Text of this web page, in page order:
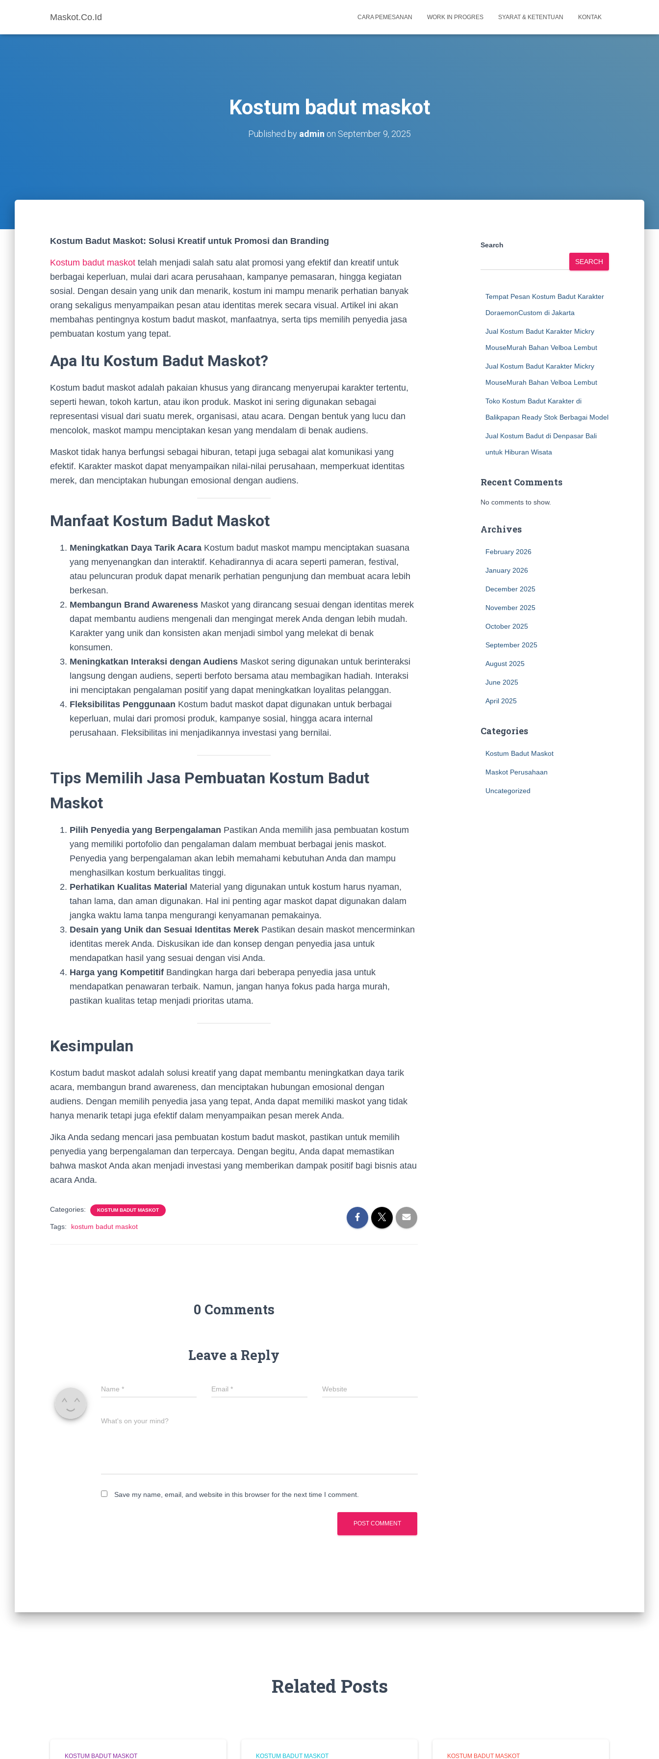
Maskot.Co.Id CARA PEMESANAN WORK IN PROGRES SYARAT & KETENTUAN KONTAK
Kostum badut maskot
Published by admin on September 9, 2025
Kostum Badut Maskot: Solusi Kreatif untuk Promosi dan Branding
Kostum badut maskot telah menjadi salah satu alat promosi yang efektif dan kreatif untuk
berbagai keperluan, mulai dari acara perusahaan, kampanye pemasaran, hingga kegiatan
sosial. Dengan desain yang unik dan menarik, kostum ini mampu menarik perhatian banyak
orang sekaligus menyampaikan pesan atau identitas merek secara visual. Artikel ini akan
membahas pentingnya kostum badut maskot, manfaatnya, serta tips memilih penyedia jasa
pembuatan kostum yang tepat.
Apa Itu Kostum Badut Maskot?
Kostum badut maskot adalah pakaian khusus yang dirancang menyerupai karakter tertentu,
seperti hewan, tokoh kartun, atau ikon produk. Maskot ini sering digunakan sebagai
representasi visual dari suatu merek, organisasi, atau acara. Dengan bentuk yang lucu dan
mencolok, maskot mampu menciptakan kesan yang mendalam di benak audiens.
Maskot tidak hanya berfungsi sebagai hiburan, tetapi juga sebagai alat komunikasi yang
efektif. Karakter maskot dapat menyampaikan nilai-nilai perusahaan, memperkuat identitas
merek, dan menciptakan hubungan emosional dengan audiens.
Manfaat Kostum Badut Maskot
Meningkatkan Daya Tarik Acara Kostum badut maskot mampu menciptakan suasana
yang menyenangkan dan interaktif. Kehadirannya di acara seperti pameran, festival,
atau peluncuran produk dapat menarik perhatian pengunjung dan membuat acara lebih
berkesan.
Membangun Brand Awareness Maskot yang dirancang sesuai dengan identitas merek
dapat membantu audiens mengenali dan mengingat merek Anda dengan lebih mudah.
Karakter yang unik dan konsisten akan menjadi simbol yang melekat di benak
konsumen.
Meningkatkan Interaksi dengan Audiens Maskot sering digunakan untuk berinteraksi
langsung dengan audiens, seperti berfoto bersama atau membagikan hadiah. Interaksi
ini menciptakan pengalaman positif yang dapat meningkatkan loyalitas pelanggan.
Fleksibilitas Penggunaan Kostum badut maskot dapat digunakan untuk berbagai
keperluan, mulai dari promosi produk, kampanye sosial, hingga acara internal
perusahaan. Fleksibilitas ini menjadikannya investasi yang bernilai.
Tips Memilih Jasa Pembuatan Kostum Badut
Maskot
Pilih Penyedia yang Berpengalaman Pastikan Anda memilih jasa pembuatan kostum
yang memiliki portofolio dan pengalaman dalam membuat berbagai jenis maskot.
Penyedia yang berpengalaman akan lebih memahami kebutuhan Anda dan mampu
menghasilkan kostum berkualitas tinggi.
Perhatikan Kualitas Material Material yang digunakan untuk kostum harus nyaman,
tahan lama, dan aman digunakan. Hal ini penting agar maskot dapat digunakan dalam
jangka waktu lama tanpa mengurangi kenyamanan pemakainya.
Desain yang Unik dan Sesuai Identitas Merek Pastikan desain maskot mencerminkan
identitas merek Anda. Diskusikan ide dan konsep dengan penyedia jasa untuk
mendapatkan hasil yang sesuai dengan visi Anda.
Harga yang Kompetitif Bandingkan harga dari beberapa penyedia jasa untuk
mendapatkan penawaran terbaik. Namun, jangan hanya fokus pada harga murah,
pastikan kualitas tetap menjadi prioritas utama.
Kesimpulan
Kostum badut maskot adalah solusi kreatif yang dapat membantu meningkatkan daya tarik
acara, membangun brand awareness, dan menciptakan hubungan emosional dengan
audiens. Dengan memilih penyedia jasa yang tepat, Anda dapat memiliki maskot yang tidak
hanya menarik tetapi juga efektif dalam menyampaikan pesan merek Anda.
Jika Anda sedang mencari jasa pembuatan kostum badut maskot, pastikan untuk memilih
penyedia yang berpengalaman dan terpercaya. Dengan begitu, Anda dapat memastikan
bahwa maskot Anda akan menjadi investasi yang memberikan dampak positif bagi bisnis atau
acara Anda.
Categories: KOSTUM BADUT MASKOT
Tags: kostum badut maskot
0 Comments
Leave a Reply
Name * Email* Website
What's on your mind?
Save my name, email, and website in this browser for the next time I comment.
Search
SEARCH
Tempat Pesan Kostum Badut Karakter
DoraemonCustom di Jakarta
Jual Kostum Badut Karakter Mickry
MouseMurah Bahan Velboa Lembut
Jual Kostum Badut Karakter Mickry
MouseMurah Bahan Velboa Lembut
Toko Kostum Badut Karakter di
Balikpapan Ready Stok Berbagai Model
Jual Kostum Badut di Denpasar Bali
untuk Hiburan Wisata
Recent Comments
No comments to show.
Archives
February 2026
January 2026
December 2025
November 2025
October 2025
September 2025
August 2025
June 2025
April 2025
Categories
Kostum Badut Maskot
Maskot Perusahaan
Uncategorized
Related Posts
KOSTUM BADUT MASKOT KOSTUM BADUT MASKOT KOSTUM BADUT MASKOT